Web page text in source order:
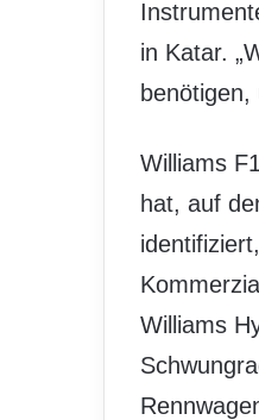
in Katar.
Williams
hat, auf
Williams